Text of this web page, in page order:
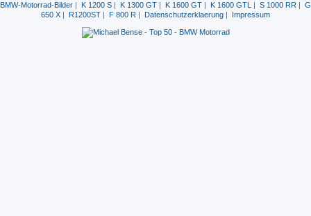
BMW-Motorrad-Bilder | K 1200 S | K 1300 GT | K 1600 GT | K 1600 GTL | S 1000 RR | G
650 X | R1200ST | F 800 R | Datenschutzerklaerung | Impressum